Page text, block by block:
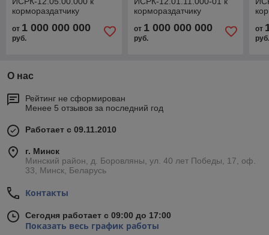
кормораздатчику
от 1 000 000 000
руб.
кормораздатчику
от 1 000 000 000
руб.
от
О нас
Рейтинг не сформирован
Менее 5 отзывов за последний год
Работает с 09.11.2010
г. Минск
Минский район, д. Боровляны, ул. 40 лет Победы, 17, оф.
33, Минск, Беларусь
Контакты
Сегодня работает с 09:00 до 17:00
Показать весь график работы